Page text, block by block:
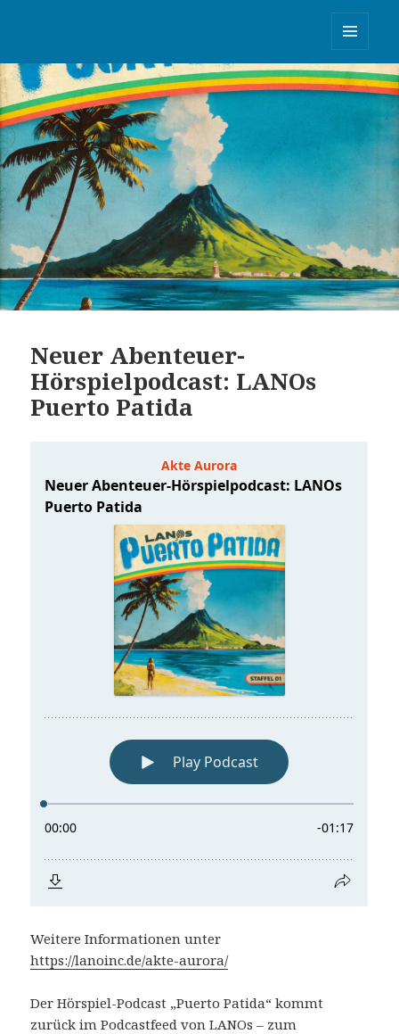
UND
WIDGETS
Neuer Abenteuer-
Hörspielpodcast: LANOs
Puerto Patida
Weitere Informationen unter
https://lanoinc.de/akte-aurora/
Der Hörspiel-Podcast „Puerto Patida“ kommt
zurück im Podcastfeed von LANOs – zum